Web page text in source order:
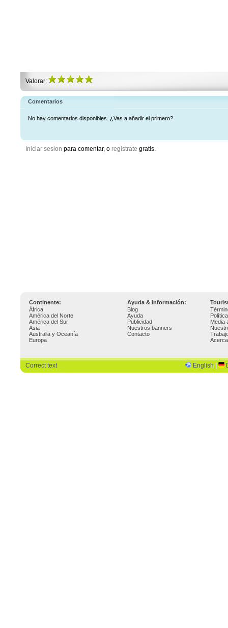
Valorar:
Comentarios
No hay comentarios disponibles. ¿Vas a añadir el primero?
Iniciar sesion para comentar, o registrate gratis.
Continente: Ayuda & Información:
África
América del Norte
América del Sur
Asia
Australia y Oceanía
Europa
Blog
Ayuda
Publicidad
Nuestros banners
Contacto
Media
Correct text English